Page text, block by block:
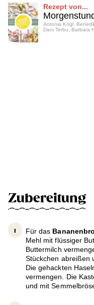
Rezept von...
Antonia Kögl,
Dani Terbu, Barbara
Zubereitung
Für das
Mehl mit flüssiger
Buttermilch
Stückchen abreißen
Die gehackten
vermengen. Die
und mit